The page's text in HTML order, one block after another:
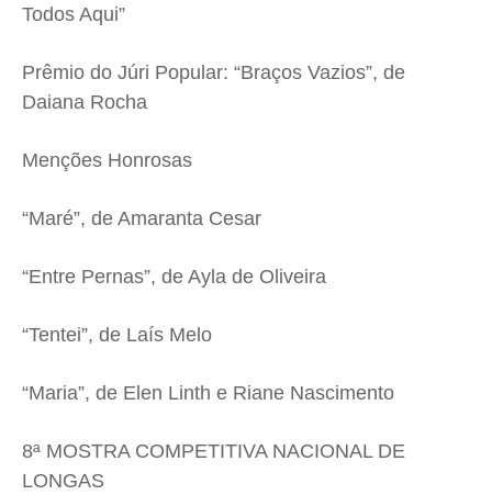
Todos Aqui”
Prêmio do Júri Popular: “Braços Vazios”, de
Daiana Rocha
Menções Honrosas
“Maré”, de Amaranta Cesar
“Entre Pernas”, de Ayla de Oliveira
“Tentei”, de Laís Melo
“Maria”, de Elen Linth e Riane Nascimento
8ª MOSTRA COMPETITIVA NACIONAL DE
LONGAS